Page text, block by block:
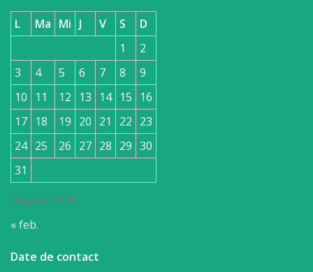
august 2026
L Ma Mi J V S
D
1
2
3
4 5 6 7 8
9
10
11 12 13 14 15
16
17 18 19 20 21 22 23
24 25 26 27 28 29 30
31
« feb.
Date de contact